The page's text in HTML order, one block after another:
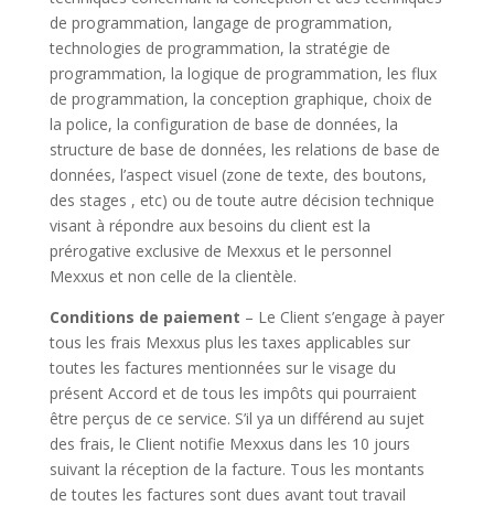
de programmation, langage de programmation,
technologies de programmation, la stratégie de
programmation, la logique de programmation, les flux
de programmation, la conception graphique, choix de
la police, la configuration de base de données, la
structure de base de données, les relations de base de
données, l’aspect visuel (zone de texte, des boutons,
des stages , etc) ou de toute autre décision technique
visant à répondre aux besoins du client est la
prérogative exclusive de Mexxus et le personnel
Mexxus et non celle de la clientèle.
Conditions de paiement – Le Client s’engage à payer
tous les frais Mexxus plus les taxes applicables sur
toutes les factures mentionnées sur le visage du
présent Accord et de tous les impôts qui pourraient
être perçus de ce service. S’il ya un différend au sujet
des frais, le Client notifie Mexxus dans les 10 jours
suivant la réception de la facture. Tous les montants
de toutes les factures sont dues avant tout travail